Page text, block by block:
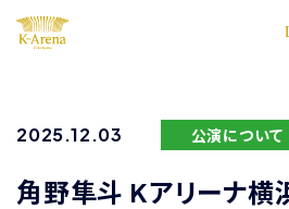
2025.12.03 公演について
角野隼斗 Kアリーナ